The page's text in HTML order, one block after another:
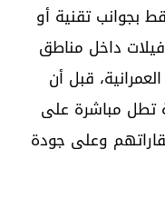
بجوانب تقنية أو
فيلات داخل مناطق
قبل أن
تطل مباشرة على
وعلى جودة